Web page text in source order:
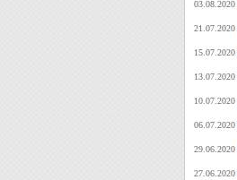
03.08.2020
21.07.2020
15.07.2020
13.07.2020
10.07.2020
06.07.2020
29.06.2020
27.06.2020